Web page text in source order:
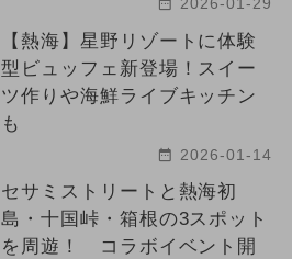
【熱海】星野リゾートに体験
型ビュッフェ新登場！スイー
ツ作りや海鮮ライブキッチン
も
2026-01-14
セサミストリートと熱海初
島・十国峠・箱根の3スポット
を周遊！ コラボイベント開